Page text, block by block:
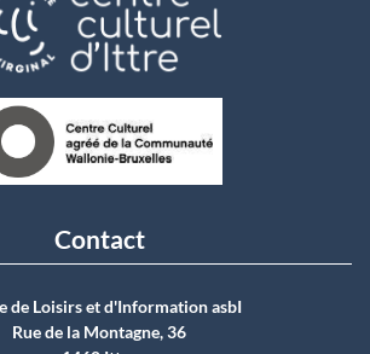
Contact
de Loisirs et d'Information asbI
Rue de la Montagne, 36